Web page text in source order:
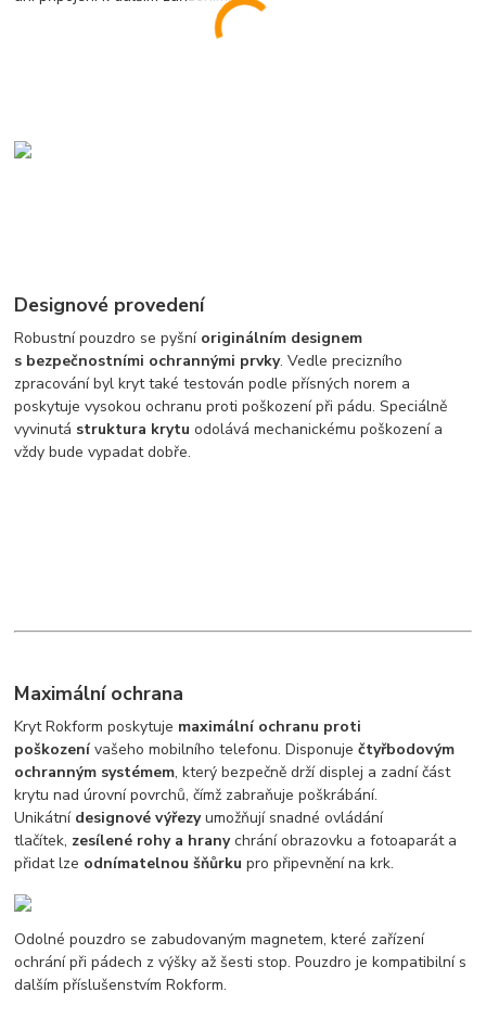
Designové provedení
Robustní pouzdro se pyšní originálním designem
s bezpečnostními ochrannými prvky. Vedle precizního
zpracování byl kryt také testován podle přísných norem a
poskytuje vysokou ochranu proti poškození při pádu. Speciálně
vyvinutá struktura krytu odolává mechanickému poškození a
vždy bude vypadat dobře.
Maximální ochrana
Kryt Rokform poskytuje maximální ochranu proti
poškozenívašeho mobilního telefonu. Disponuječtyřbodovým
ochranným systémem, který bezpečně drží displej a zadní část
krytu nad úrovní povrchů, čímž zabraňuje poškrábání.
Unikátní designové výřezyumožňují snadné ovládání
tlačítek, zesílené rohy a hranychrání obrazovku a fotoaparát a
přidat lze odnímatelnou šňůrku pro připevnění na krk.
Odolné pouzdro se zabudovaným magnetem, které zařízení
ochrání při pádech z výšky až šesti stop. Pouzdro je kompatibilní s
dalším příslušenstvím Rokform.